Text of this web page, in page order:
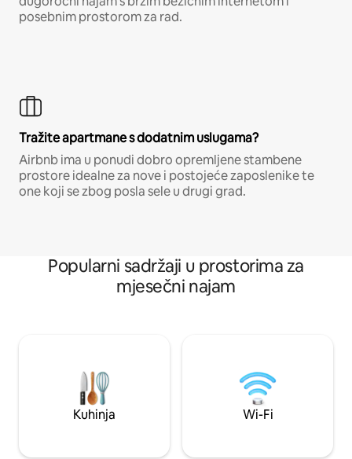
posebnim prostorom za rad.
Tražite apartmane s dodatnim uslugama?
Airbnb ima u ponudi dobro opremljene stambene
prostore idealne za nove i postojeće zaposlenike te
one koji se zbog posla sele u drugi grad.
Popularni sadržaji u prostorima za
mjesečni najam
Kuhinja Wi-Fi